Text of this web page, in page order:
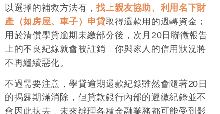
以選擇的補救方法有，找上親友協助、利用名下財
產（如房屋、車子）申貸取得還款用的週轉資金；
用於清償學貸逾期未繳部分後，次月20日聯徵報告
上的不良紀錄就會被註銷，你與家人的信用狀況將
不再繼續惡化。
不過需要注意，學貸逾期還款紀錄雖然會隨著20日
的揭露期滿消除，但貸款銀行內部的遲繳紀錄並不
會因此抹去，未來辦理各種金融業務都可能受到影